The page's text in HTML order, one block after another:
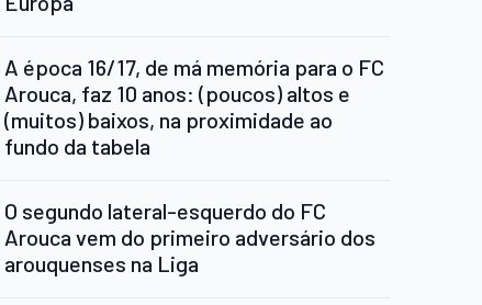
A época 16/17, de má memória para o FC
Arouca, faz 10 anos: (poucos) altos e
(muitos) baixos, na proximidade ao
fundo da tabela
O segundo lateral-esquerdo do FC
Arouca vem do primeiro adversário dos
arouquenses na Liga